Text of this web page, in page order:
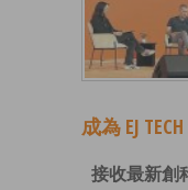
成為 EJ
接收最新創